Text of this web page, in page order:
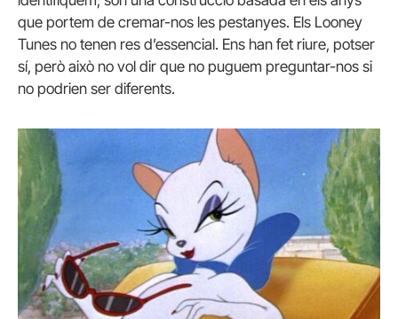
que portem de cremar-nos les pestanyes. Els Looney
Tunes no tenen res d’essencial. Ens han fet riure, potser
sí, però això no vol dir que no puguem preguntar-nos si
no podrien ser diferents.